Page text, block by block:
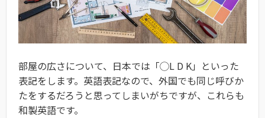
部屋の広さについて、日本では「◯L D K」といった
表記をします。英語表記なので、外国でも同じ呼びか
たをするだろうと思ってしまいがちですが、これらも
和製英語です。